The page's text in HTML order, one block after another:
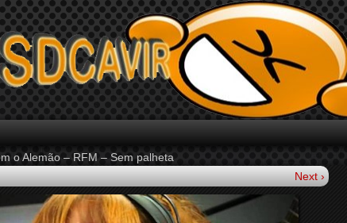
o Alemão – RFM – Sem palheta
Next ›